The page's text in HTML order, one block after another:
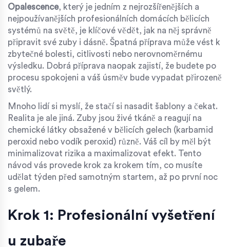
Opalescence, který je jedním z nejrozšířenějších a
nejpoužívanějších profesionálních domácích bělicích
systémů na světě, je klíčové vědět, jak na něj správně
připravit své zuby i dásně. Špatná příprava může vést k
zbytečné bolesti, citlivosti nebo nerovnoměrnému
výsledku. Dobrá příprava naopak zajistí, že budete po
procesu spokojeni a váš úsměv bude vypadat přirozeně
světlý.
Mnoho lidí si myslí, že stačí si nasadit šablony a čekat.
Realita je ale jiná. Zuby jsou živé tkáně a reagují na
chemické látky obsažené v bělicích gelech (karbamid
peroxid nebo vodík peroxid) různě. Váš cíl by měl být
minimalizovat rizika a maximalizovat efekt. Tento
návod vás provede krok za krokem tím, co musíte
udělat týden před samotným startem, až po první noc
s gelem.
Krok 1: Profesionální vyšetření
u zubaře